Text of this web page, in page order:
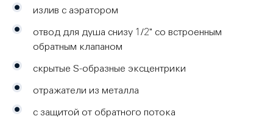
излив с аэратором
отвод для душа снизу 1/2" со встроенным
обратным клапаном
скрытые S-образные эксцентрики
отражатели из металла
с защитой от обратного потока